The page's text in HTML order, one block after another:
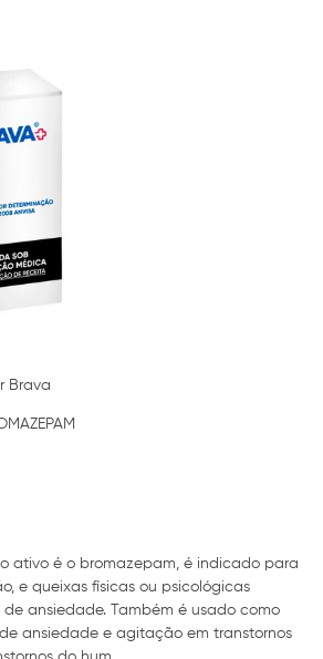
Brava
ativo é o bromazepam, é indicado para
e queixas físicas ou psicológicas
ansiedade. Também é usado como
ansiedade e agitação em transtornos